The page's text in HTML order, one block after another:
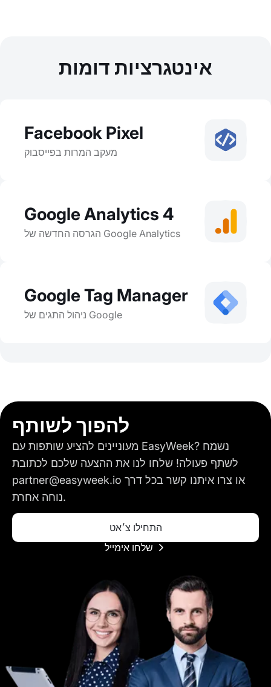
אינטגרציות דומות
Facebook Pixel
מעקב המרות בפייסבוק
Google Analytics 4
הגרסה החדשה של Google Analytics
Google Tag Manager
ניהול התגים של Google
להפוך לשותף
מעוניינים להציע שותפות עם EasyWeek? נשמח
לשתף פעולה! שלחו לנו את ההצעה שלכם לכתובת
partner@easyweek.io או צרו איתנו קשר בכל דרך
נוחה אחרת.
התחילו צ׳אט
שלחו אימייל